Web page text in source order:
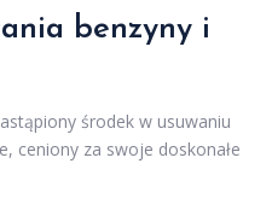
benzyny i
środek w usuwaniu
ceniony za swoje doskonałe